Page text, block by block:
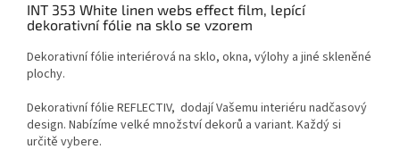
INT 353 White linen webs effect film, lepící
dekorativní fólie na sklo se vzorem
Dekorativní fólie interiérová na sklo, okna, výlohy a jiné skleněné
plochy.
Dekorativní fólie REFLECTIV, dodají Vašemu interiéru nadčasový
design. Nabízíme velké množství dekorů a variant. Každý si
určitě vybere.